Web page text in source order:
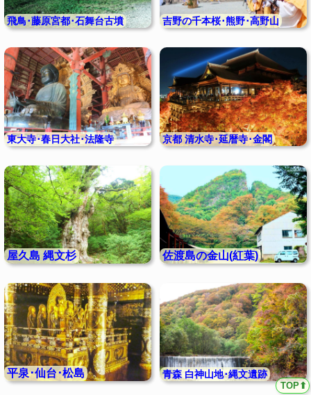
飛鳥･藤原宮都･石舞台古墳 吉野の千本桜･熊野･高野山
東大寺･春日大社･法隆寺 京都 清水寺･延暦寺･金閣
屋久島 縄文杉 佐渡島の金山(紅葉)
平泉･仙台･松島 青森 白神山地･縄文遺跡